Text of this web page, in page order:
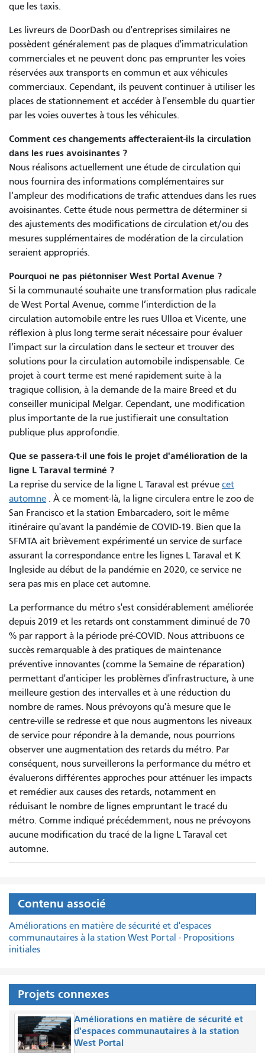
que les taxis.
Les livreurs de DoorDash ou d'entreprises similaires ne
possèdent généralement pas de plaques d'immatriculation
commerciales et ne peuvent donc pas emprunter les voies
réservées aux transports en commun et aux véhicules
commerciaux. Cependant, ils peuvent continuer à utiliser les
places de stationnement et accéder à l'ensemble du quartier
par les voies ouvertes à tous les véhicules.
Comment ces changements affecteraient-ils la circulation
dans les rues avoisinantes ?
Nous réalisons actuellement une étude de circulation qui
nous fournira des informations complémentaires sur
l’ampleur des modifications de trafic attendues dans les rues
avoisinantes. Cette étude nous permettra de déterminer si
des ajustements des modifications de circulation et/ou des
mesures supplémentaires de modération de la circulation
seraient appropriés.
Pourquoi ne pas piétonniser West Portal Avenue ?
Si la communauté souhaite une transformation plus radicale
de West Portal Avenue, comme l’interdiction de la
circulation automobile entre les rues Ulloa et Vicente, une
réflexion à plus long terme serait nécessaire pour évaluer
l’impact sur la circulation dans le secteur et trouver des
solutions pour la circulation automobile indispensable. Ce
projet à court terme est mené rapidement suite à la
tragique collision, à la demande de la maire Breed et du
conseiller municipal Melgar. Cependant, une modification
plus importante de la rue justifierait une consultation
publique plus approfondie.
Que se passera-t-il une fois le projet d'amélioration de la
ligne L Taraval terminé ?
La reprise du service de la ligne L Taraval est prévue cet
automne . À ce moment-là, la ligne circulera entre le zoo de
San Francisco et la station Embarcadero, soit le même
itinéraire qu'avant la pandémie de COVID-19. Bien que la
SFMTA ait brièvement expérimenté un service de surface
assurant la correspondance entre les lignes L Taraval et K
Ingleside au début de la pandémie en 2020, ce service ne
sera pas mis en place cet automne.
La performance du métro s'est considérablement améliorée
depuis 2019 et les retards ont constamment diminué de 70
% par rapport à la période pré-COVID. Nous attribuons ce
succès remarquable à des pratiques de maintenance
préventive innovantes (comme la Semaine de réparation)
permettant d'anticiper les problèmes d'infrastructure, à une
meilleure gestion des intervalles et à une réduction du
nombre de rames. Nous prévoyons qu'à mesure que le
centre-ville se redresse et que nous augmentons les niveaux
de service pour répondre à la demande, nous pourrions
observer une augmentation des retards du métro. Par
conséquent, nous surveillerons la performance du métro et
évaluerons différentes approches pour atténuer les impacts
et remédier aux causes des retards, notamment en
réduisant le nombre de lignes empruntant le tracé du
métro. Comme indiqué précédemment, nous ne prévoyons
aucune modification du tracé de la ligne L Taraval cet
automne.
Contenu associé
Améliorations en matière de sécurité et d'espaces
communautaires à la station West Portal - Propositions
initiales
Projets connexes
Améliorations en matière de sécurité et
d'espaces communautaires à la station
West Portal